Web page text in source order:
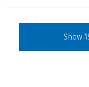
Show